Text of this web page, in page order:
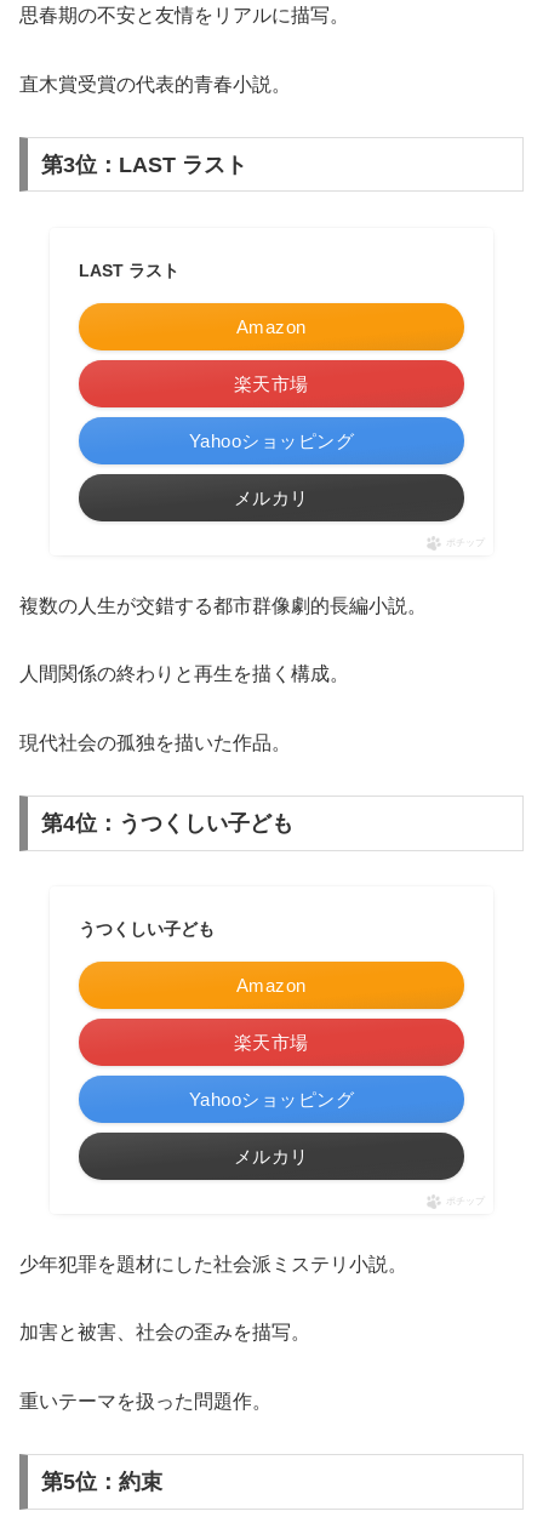
思春期の不安と友情をリアルに描写。
直木賞受賞の代表的青春小説。
第3位：LAST ラスト
LAST ラスト
Amazon
楽天市場
Yahooショッピング
メルカリ
ポチップ
複数の人生が交錯する都市群像劇的長編小説。
人間関係の終わりと再生を描く構成。
現代社会の孤独を描いた作品。
第4位：うつくしい子ども
うつくしい子ども
Amazon
楽天市場
Yahooショッピング
メルカリ
ポチップ
少年犯罪を題材にした社会派ミステリ小説。
加害と被害、社会の歪みを描写。
重いテーマを扱った問題作。
第5位：約束